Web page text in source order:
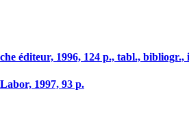
éditeur, 1996, 124 p., tabl., bibliogr.,
1997, 93 p.